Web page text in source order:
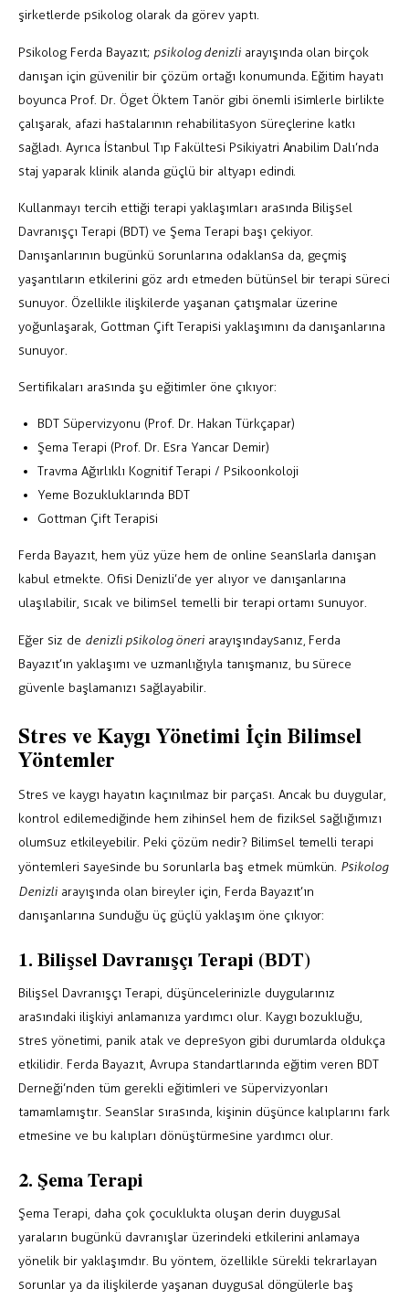
şirketlerde psikolog olarak da görev yaptı.
Psikolog Ferda Bayazıt; psikolog denizliarayışında olan birçok
danışan için güvenilir bir çözüm ortağı konumunda. Eğitim hayatı
boyunca Prof. Dr. Öget Öktem Tanör gibi önemli isimlerle birlikte
çalışarak, afazi hastalarının rehabilitasyon süreçlerine katkı
sağladı. Ayrıca İstanbul Tıp Fakültesi Psikiyatri Anabilim Dalı’nda
staj yaparak klinik alanda güçlü bir altyapı edindi.
Kullanmayı tercih ettiği terapi yaklaşımları arasında Bilişsel
Davranışçı Terapi (BDT) ve Şema Terapi başı çekiyor.
Danışanlarının bugünkü sorunlarına odaklansa da, geçmiş
yaşantıların etkilerini göz ardı etmeden bütünsel bir terapi süreci
sunuyor. Özellikle ilişkilerde yaşanan çatışmalar üzerine
yoğunlaşarak, Gottman Çift Terapisi yaklaşımını da danışanlarına
sunuyor.
Sertifikaları arasında şu eğitimler öne çıkıyor:
BDT Süpervizyonu (Prof. Dr. Hakan Türkçapar)
Şema Terapi (Prof. Dr. Esra Yancar Demir)
Travma Ağırlıklı Kognitif Terapi / Psikoonkoloji
Yeme Bozukluklarında BDT
Gottman Çift Terapisi
Ferda Bayazıt, hem yüz yüze hem de online seanslarla danışan
kabul etmekte. Ofisi Denizli’de yer alıyor ve danışanlarına
ulaşılabilir, sıcak ve bilimsel temelli bir terapi ortamı sunuyor.
Eğer siz de denizli psikolog öneriarayışındaysanız, Ferda
Bayazıt’ın yaklaşımı ve uzmanlığıyla tanışmanız, bu sürece
güvenle başlamanızı sağlayabilir.
Stres ve Kaygı Yönetimi İçin Bilimsel
Yöntemler
Stres ve kaygı hayatın kaçınılmaz bir parçası. Ancak bu duygular,
kontrol edilemediğinde hem zihinsel hem de fiziksel sağlığımızı
olumsuz etkileyebilir. Peki çözüm nedir? Bilimsel temelli terapi
yöntemleri sayesinde bu sorunlarla baş etmek mümkün. Psikolog
Denizliarayışında olan bireyler için, Ferda Bayazıt’ın
danışanlarına sunduğu üç güçlü yaklaşım öne çıkıyor:
1. Bilişsel Davranışçı Terapi (BDT)
Bilişsel Davranışçı Terapi, düşüncelerinizle duygularınız
arasındaki ilişkiyi anlamanıza yardımcı olur. Kaygı bozukluğu,
stres yönetimi, panik atak ve depresyon gibi durumlarda oldukça
etkilidir. Ferda Bayazıt, Avrupa standartlarında eğitim veren BDT
Derneği’nden tüm gerekli eğitimleri ve süpervizyonları
tamamlamıştır. Seanslar sırasında, kişinin düşünce kalıplarını fark
etmesine ve bu kalıpları dönüştürmesine yardımcı olur.
2. Şema Terapi
Şema Terapi, daha çok çocuklukta oluşan derin duygusal
yaraların bugünkü davranışlar üzerindeki etkilerini anlamaya
yönelik bir yaklaşımdır. Bu yöntem, özellikle sürekli tekrarlayan
sorunlar ya da ilişkilerde yaşanan duygusal döngülerle baş